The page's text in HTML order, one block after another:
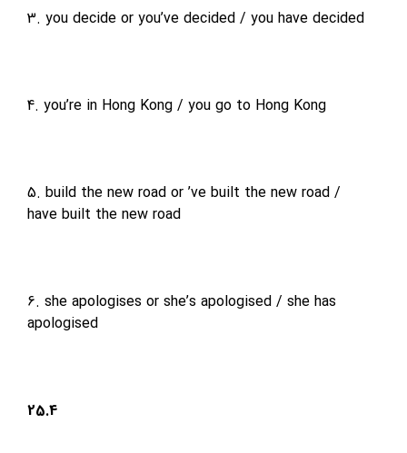
3. you decide or you’ve decided / you have decided
4. you’re in Hong Kong / you go to Hong Kong
5. build the new road or ’ve built the new road /
have built the new road
6. she apologises or she’s apologised / she has
apologised
25.4